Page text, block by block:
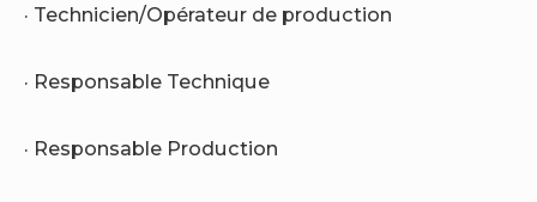
· Technicien/Opérateur de production
· Responsable Technique
· Responsable Production